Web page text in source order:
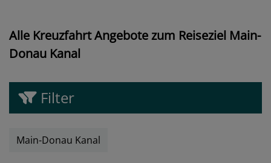
Alle Kreuzfahrt Angebote zum Reiseziel Main-
Donau Kanal
Filter
Main-Donau Kanal